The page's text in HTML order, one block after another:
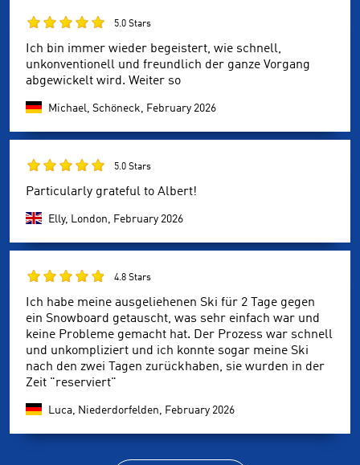
5.0 Stars
Ich bin immer wieder begeistert, wie schnell,
unkonventionell und freundlich der ganze Vorgang
abgewickelt wird. Weiter so
Michael, Schöneck, February 2026
5.0 Stars
Particularly grateful to Albert!
Elly, London, February 2026
4.8 Stars
Ich habe meine ausgeliehenen Ski für 2 Tage gegen
ein Snowboard getauscht, was sehr einfach war und
keine Probleme gemacht hat. Der Prozess war schnell
und unkompliziert und ich konnte sogar meine Ski
nach den zwei Tagen zurückhaben, sie wurden in der
Zeit "reserviert"
Luca, Niederdorfelden, February 2026